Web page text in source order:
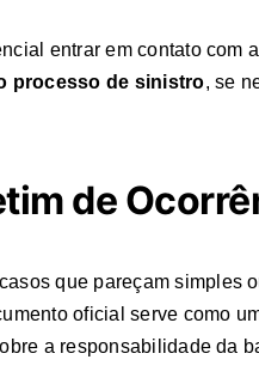
entrar em contato
processo de sinistro, se
de
que pareçam simples
oficial serve como
a responsabilidade da